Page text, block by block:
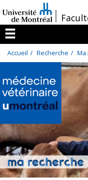
au
contenu
/
Menu
Accueil Recherche Ma